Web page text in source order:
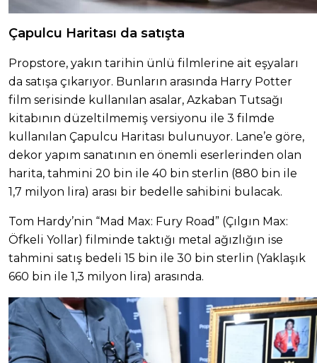
Çapulcu Haritası da satışta
Propstore, yakın tarihin ünlü filmlerine ait eşyaları
da satışa çıkarıyor. Bunların arasında Harry Potter
film serisinde kullanılan asalar, Azkaban Tutsağı
kitabının düzeltilmemiş versiyonu ile 3 filmde
kullanılan Çapulcu Haritası bulunuyor. Lane’e göre,
dekor yapım sanatının en önemli eserlerinden olan
harita, tahmini 20 bin ile 40 bin sterlin (880 bin ile
1,7 milyon lira) arası bir bedelle sahibini bulacak.
Tom Hardy’nin “Mad Max: Fury Road” (Çılgın Max:
Öfkeli Yollar) filminde taktığı metal ağızlığın ise
tahmini satış bedeli 15 bin ile 30 bin sterlin (Yaklaşık
660 bin ile 1,3 milyon lira) arasında.